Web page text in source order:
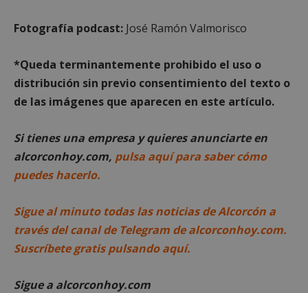
Fotografía podcast: José Ramón Valmorisco
*Queda terminantemente prohibido el uso o
distribución sin previo consentimiento del texto o
de las imágenes que aparecen en este artículo.
Si tienes una empresa y quieres anunciarte en
alcorconhoy.com, pulsa aquí para saber cómo
puedes hacerlo.
Sigue al minuto todas las noticias de Alcorcón a
través del canal de Telegram de alcorconhoy.com.
Suscríbete gratis pulsando aquí.
Sigue a alcorconhoy.com
AWSALBCORS
Amazon.com
Google
Privacy Policy